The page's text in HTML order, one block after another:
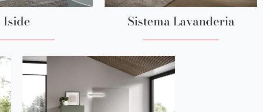
Iside Sistema Lavanderia